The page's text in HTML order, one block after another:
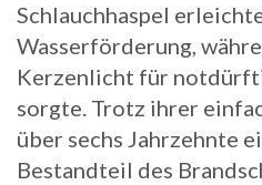
Schlauchhaspel
Wasserförderung,
Kerzenlicht für
sorgte. Trotz ihrer
über sechs Jahrzehnte
Bestandteil des